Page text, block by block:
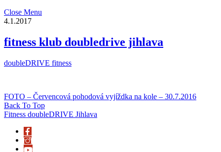
Close Menu
4.1.2017
fitness klub doubledrive jihlava
doubleDRIVE fitness
FOTO – Červencová pohodová vyjíždka na kole – 30.7.2016
Back To Top
Fitness doubleDRIVE Jihlava